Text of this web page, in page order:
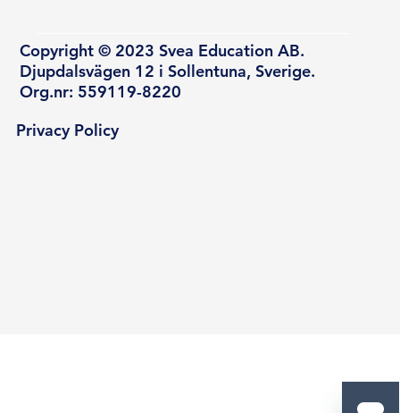
Copyright © 2023 Svea Education AB.
Djupdalsvägen 12 i Sollentuna, Sverige.
Org.nr: 559119-8220
Privacy Policy